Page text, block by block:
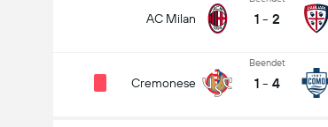
AC Milan 1 - 2
Cremonese
Beendet
1 - 4